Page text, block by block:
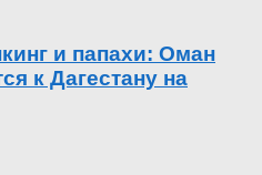
и папахи: Оман
к Дагестану на